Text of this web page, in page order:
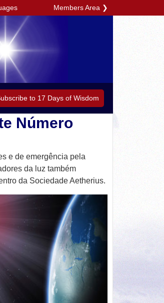
Members Area ❯
to 17 Days of Wisdom
Número
e de emergência pela
da luz também
da Sociedade Aetherius.